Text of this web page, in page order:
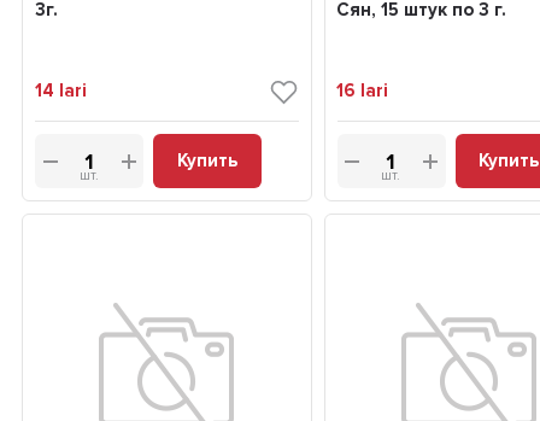
3г.
14 lari
шт.
Купить
Сян, 15 штук по 3 г.
16 lari
шт.
Купить